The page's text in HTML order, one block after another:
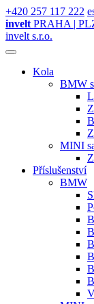
+420 257 117 222
invelt PRAHA |
invelt s.r.o.
Kola
BMW
MINI
Příslušenství
BMW